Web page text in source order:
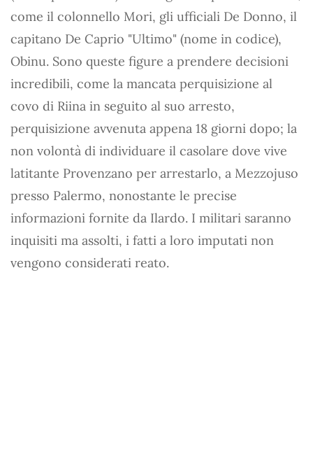
come il colonnello Mori, gli ufficiali De Donno, il
capitano De Caprio "Ultimo" (nome in codice),
Obinu. Sono queste figure a prendere decisioni
incredibili, come la mancata perquisizione al
covo di Riina in seguito al suo arresto,
perquisizione avvenuta appena 18 giorni dopo; la
non volontà di individuare il casolare dove vive
latitante Provenzano per arrestarlo, a Mezzojuso
presso Palermo, nonostante le precise
informazioni fornite da Ilardo. I militari saranno
inquisiti ma assolti, i fatti a loro imputati non
vengono considerati reato.